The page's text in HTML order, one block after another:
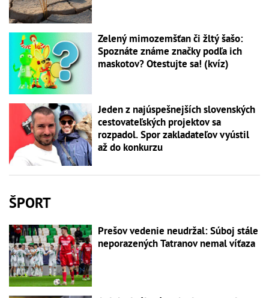
Zelený mimozemšťan či žltý šašo:
Spoznáte známe značky podľa ich
maskotov? Otestujte sa! (kvíz)
Jeden z najúspešnejších slovenských
cestovateľských projektov sa
rozpadol. Spor zakladateľov vyústil
až do konkurzu
ŠPORT
Prešov vedenie neudržal: Súboj stále
neporazených Tatranov nemal víťaza